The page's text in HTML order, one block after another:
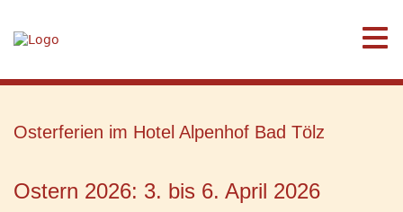
Osterferien im Hotel Alpenhof Bad Tölz
Ostern 2026: 3. bis 6. April 2026